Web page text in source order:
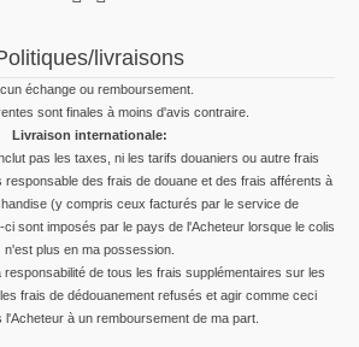
livraisons
échange ou remboursement.
sont finales à moins d'avis contraire.
Livraison internationale:
pas les taxes, ni les tarifs douaniers ou autre frais
responsable des frais de douane et des frais afférents à
(y compris ceux facturés par le service de
sont imposés par le pays de l'Acheteur lorsque le colis
n'est plus en ma possession.
responsabilité de tous les frais supplémentaires sur les
frais de dédouanement refusés et agir comme ceci
l'Acheteur à un remboursement de ma part.